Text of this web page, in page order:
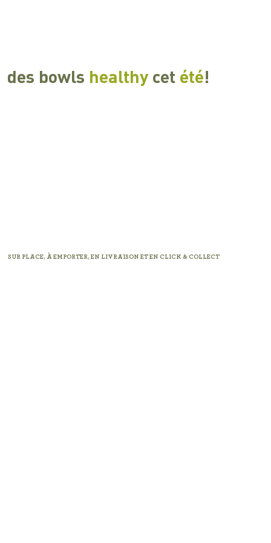
des bowls healthycet été!
SUR PLACE, À EMPORTER, EN LIVRAISON ET EN CLICK & COLLECT